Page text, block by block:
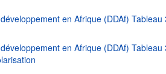
en Afrique (DDAf)
en Afrique (DDAf)